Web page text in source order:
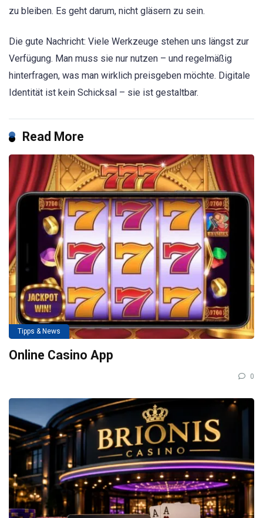
zu bleiben. Es geht darum, nicht gläsern zu sein.
Die gute Nachricht: Viele Werkzeuge stehen uns längst zur
Verfügung. Man muss sie nur nutzen – und regelmäßig
hinterfragen, was man wirklich preisgeben möchte. Digitale
Identität ist kein Schicksal – sie ist gestaltbar.
Read More
Tipps & News
Online Casino App
0